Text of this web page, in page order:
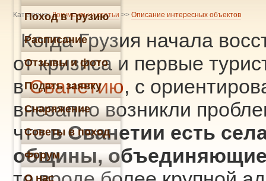
Категория:Документы и статьи >> Описание интересных объектов
Когда Грузия начала
от кризиса и первые
вСванетию, с
внезапно возникли
чтов Сванетии есть
общины, объединяющие
Поход в Грузию
Расписание
Отзывы и фото
Подать заявку
Снаряжение
Советы в поход
Форум
О нас